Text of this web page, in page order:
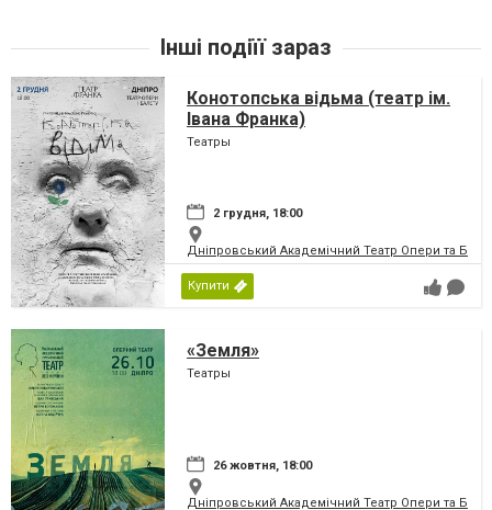
Інші подіїї зараз
Конотопська відьма (театр ім.
Івана Франка)
Театры
2 грудня, 18:00
Дніпровський Академічний Театр Опери та
Купити
«Земля»
Театры
26 жовтня, 18:00
Дніпровський Академічний Театр Опери та